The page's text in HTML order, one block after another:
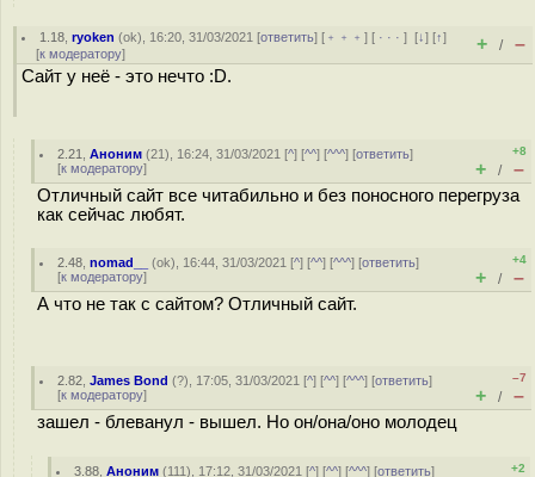
1.18 ,ryoken (ok), 16:20, 31/03/2021 [ответить] [ ﹢﹢﹢] [ · · ·][↓] [↑]
[к модератору] + / –
Сайт у неё - это нечто :D.
2.21 ,Аноним (21), 16:24, 31/03/2021 [^] [^^] [^^^] [ответить]
[к модератору]
+8
+ / –
Отличный сайт все читабильно и без поносного перегруза
как сейчас любят.
2.48 ,nomad__ (ok), 16:44, 31/03/2021 [^] [^^] [^^^] [ответить]
[к модератору]
+4
+ / –
А что не так с сайтом? Отличный сайт.
2.82 ,James Bond (?), 17:05, 31/03/2021 [^] [^^] [^^^] [ответить]
[к модератору]
–7
+ / –
зашел - блеванул - вышел. Но он/она/оно молодец
3.88 ,Аноним (111), 17:12, 31/03/2021 [^] [^^] [^^^] [ответить]
+2